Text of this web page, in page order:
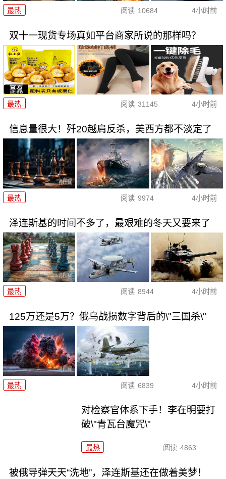
最热 阅读 10684 4小时前
双十一现货专场真如平台商家所说的那样吗？
最热 阅读 31145 4小时前
信息量很大！歼20越肩反杀，美西方都不淡定了
最热 阅读 9974 4小时前
泽连斯基的时间不多了，最艰难的冬天又要来了
最热 阅读 8944 4小时前
125万还是5万？俄乌战损数字背后的\"三国杀\"
最热 阅读 6839 4小时前
对检察官体系下手！李在明要打
破\"青瓦台魔咒\"
最热 阅读 4863
被俄导弹天天“洗地”，泽连斯基还在做着美梦！